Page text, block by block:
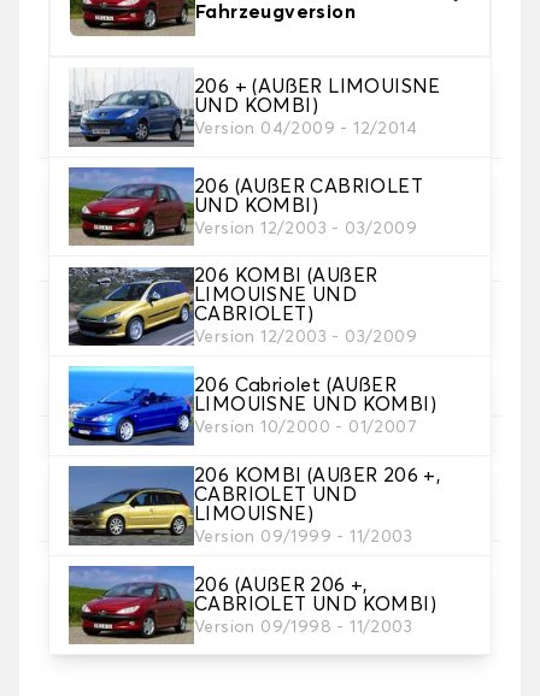
Fahrzeugversion
206 + (AUßER LIMOUISNE
UND KOMBI)
Version 04/2009 - 12/2014
206 (AUßER CABRIOLET
UND KOMBI)
Version 12/2003 - 03/2009
206 KOMBI (AUßER
LIMOUISNE UND
CABRIOLET)
Version 12/2003 - 03/2009
206 Cabriolet (AUßER
LIMOUISNE UND KOMBI)
Version 10/2000 - 01/2007
206 KOMBI (AUßER 206 +,
CABRIOLET UND
LIMOUISNE)
Version 09/1999 - 11/2003
206 (AUßER 206 +,
CABRIOLET UND KOMBI)
Version 09/1998 - 11/2003
2. Material
Wählen Sie das Material Ihres Autofussmatten
3. Set-Auswahl
Wählen Sie die Anzahl der Automatten, die Sie
benötigen.
4. Teppichfarbe
Wählen Sie die Farbe Ihres Teppichs Auto.
5. Material der Borte.
Wählen Sie das Material der Borte.
6. Farbe der Borte
Wählen Sie die Farbe der Borte.